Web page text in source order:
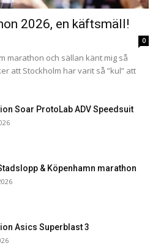
2026, en käftsmäll!
0
marathon och sällan känt mig så
att Stockholm har varit så ”kul” att
Soar ProtoLab ADV Speedsuit
& Köpenhamn marathon
Asics Superblast 3